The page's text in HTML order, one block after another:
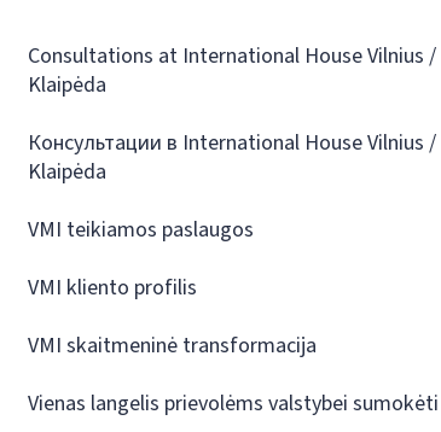
Consultations at International House Vilnius /
Klaipėda
Консультации в International House Vilnius /
Klaipėda
VMI teikiamos paslaugos
VMI kliento profilis
VMI skaitmeninė transformacija
Vienas langelis prievolėms valstybei sumokėti